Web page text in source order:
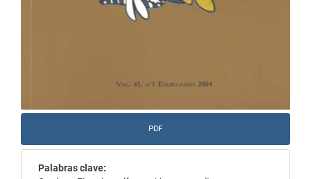
PDF
Palabras clave: